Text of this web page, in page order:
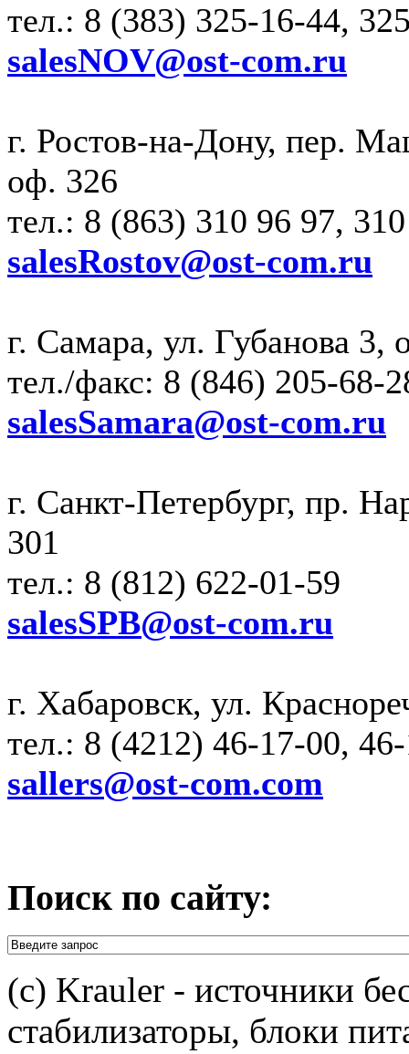
тел.: 8 (383) 325-16-44,
salesNOV@ost-com.ru
г. Ростов-на-Дону, пер.
оф. 326
тел.: 8 (863) 310 96 97,
salesRostov@ost-com.ru
г. Самара, ул. Губанова 3,
тел./факс: 8 (846) 205-68-
salesSamara@ost-com.ru
г. Санкт-Петербург, пр.
301
тел.: 8 (812) 622-01-59
salesSPB@ost-com.ru
г. Хабаровск, ул.
тел.: 8 (4212) 46-17-00,
sallers@ost-com.com
Поиск по сайту:
(c) Krauler - источники
стабилизаторы, блоки